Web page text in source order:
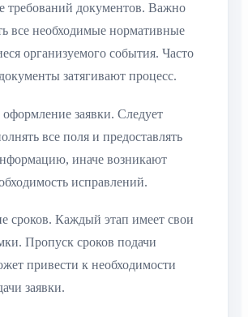
требований документов. Важно
все необходимые нормативные
организуемого события. Часто
затягивают процесс.
заявки. Следует
все поля и предоставлять
иначе возникают
исправлений.
сроков. Каждый этап имеет свои
Пропуск сроков подачи
привести к необходимости
заявки.